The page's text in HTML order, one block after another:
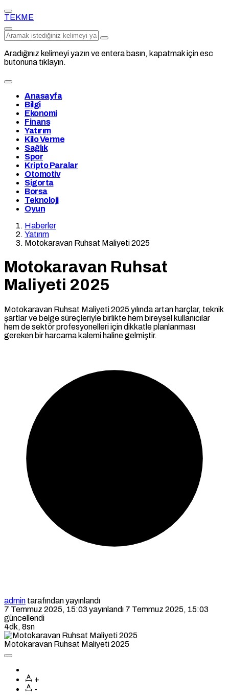
TEKME
Aradığınız kelimeyi yazın ve entera basın, kapatmak için esc
butonuna tıklayın.
Anasayfa
Bilgi
Ekonomi
Finans
Yatırım
Kilo Verme
Sağlık
Spor
Kripto Paralar
Otomotiv
Sigorta
Borsa
Teknoloji
Oyun
Haberler
Yatırım
Motokaravan Ruhsat Maliyeti 2025
Motokaravan Ruhsat
Maliyeti 2025
Motokaravan Ruhsat Maliyeti 2025 yılında artan harçlar, teknik
şartlar ve belge süreçleriyle birlikte hem bireysel kullanıcılar
hem de sektör profesyonelleri için dikkatle planlanması
gereken bir harcama kalemi haline gelmiştir.
admin tarafından yayınlandı
7 Temmuz 2025, 15:03 yayınlandı 7 Temmuz 2025, 15:03
güncellendi
4dk, 8sn
Motokaravan Ruhsat Maliyeti 2025
+
-